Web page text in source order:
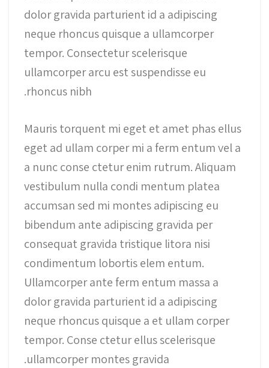
dolor gravida parturient id a adipiscing
neque rhoncus quisque a ullamcorper
tempor. Consectetur scelerisque
ullamcorper arcu est suspendisse eu
rhoncus nibh.
Mauris torquent mi eget et amet phas ellus
eget ad ullam corper mi a ferm entum vel a
a nunc conse ctetur enim rutrum. Aliquam
vestibulum nulla condi mentum platea
accumsan sed mi montes adipiscing eu
bibendum ante adipiscing gravida per
consequat gravida tristique litora nisi
condimentum lobortis elem entum.
Ullamcorper ante ferm entum massa a
dolor gravida parturient id a adipiscing
neque rhoncus quisque a et ullam corper
tempor. Conse ctetur ellus scelerisque
ullamcorper montes gravida.